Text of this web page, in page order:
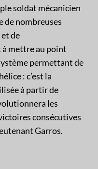
soldat mécanicien
de nombreuses
de
mettre au point
permettant de
: c’est la
à partir de
les
consécutives
Garros.